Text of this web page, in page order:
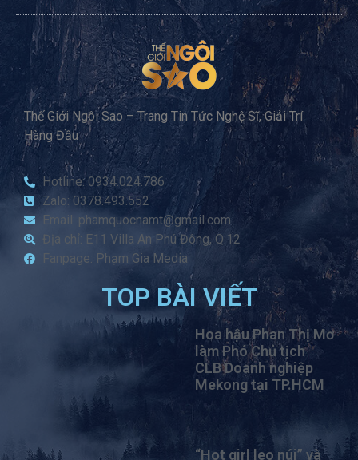
Thế Giới Ngôi Sao – Trang Tin Tức Nghệ Sĩ, Giải Trí
Hàng Đầu
Hotline: 0934.024.786
Zalo: 0378.493.552
Email: phamquocnamt@gmail.com
Địa chỉ: E11 Villa An Phú Đông, Q.12
Fanpage: Phạm Gia Media
TOP BÀI VIẾT
Hoa hậu Phan Thị Mơ
làm Phó Chủ tịch
CLB Doanh nghiệp
Mekong tại TP.HCM
“Hot girl leo núi” và